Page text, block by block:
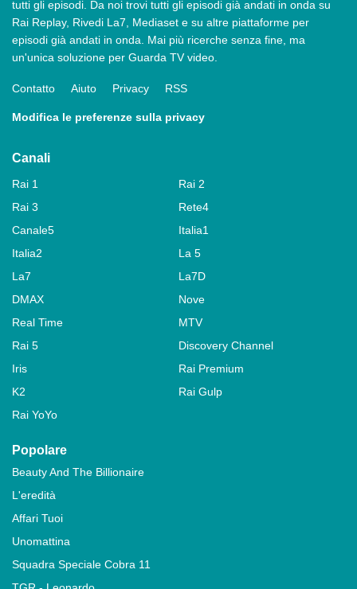
tutti gli episodi. Da noi trovi tutti gli episodi già andati in onda su
Rai Replay, Rivedi La7, Mediaset e su altre piattaforme per
episodi già andati in onda. Mai più ricerche senza fine, ma
un'unica soluzione per Guarda TV video.
Contatto Aiuto Privacy RSS
Modifica le preferenze sulla privacy
Canali
Rai 1
Rai 2
Rai 3
Rete4
Canale5
Italia1
Italia2
La 5
La7
La7D
DMAX
Nove
Real Time
MTV
Rai 5
Discovery Channel
Iris
Rai Premium
K2
Rai Gulp
Rai YoYo
Popolare
Beauty And The Billionaire
L'eredità
Affari Tuoi
Unomattina
Squadra Speciale Cobra 11